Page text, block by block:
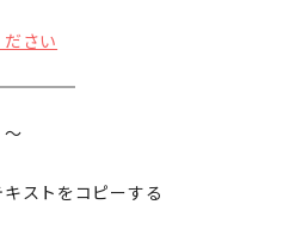
さい
ストをコピーする